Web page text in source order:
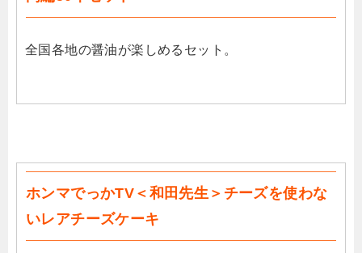
全国各地の醤油が楽しめるセット。
ホンマでっかTV＜和田先生＞チーズを使わな
いレアチーズケーキ